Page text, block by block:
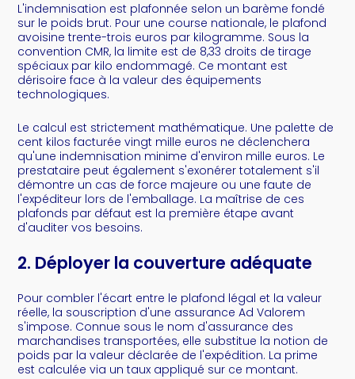
L'indemnisation est plafonnée selon un barème fondé
sur le poids brut. Pour une course nationale, le plafond
avoisine trente-trois euros par kilogramme. Sous la
convention CMR, la limite est de 8,33 droits de tirage
spéciaux par kilo endommagé. Ce montant est
dérisoire face à la valeur des équipements
technologiques.
Le calcul est strictement mathématique. Une palette de
cent kilos facturée vingt mille euros ne déclenchera
qu'une indemnisation minime d'environ mille euros. Le
prestataire peut également s'exonérer totalement s'il
démontre un cas de force majeure ou une faute de
l'expéditeur lors de l'emballage. La maîtrise de ces
plafonds par défaut est la première étape avant
d'auditer vos besoins.
2. Déployer la couverture adéquate
Pour combler l'écart entre le plafond légal et la valeur
réelle, la souscription d'une assurance Ad Valorem
s'impose. Connue sous le nom d'assurance des
marchandises transportées, elle substitue la notion de
poids par la valeur déclarée de l'expédition. La prime
est calculée via un taux appliqué sur ce montant.